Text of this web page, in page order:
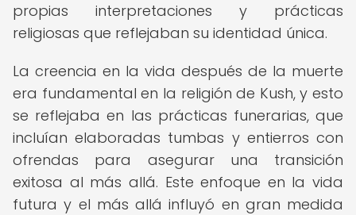
propias interpretaciones y prácticas
religiosas que reflejaban su identidad única.
La creencia en la vida después de la muerte
era fundamental en la religión de Kush, y esto
se reflejaba en las prácticas funerarias, que
incluían elaboradas tumbas y entierros con
ofrendas para asegurar una transición
exitosa al más allá. Este enfoque en la vida
futura y el más allá influyó en gran medida